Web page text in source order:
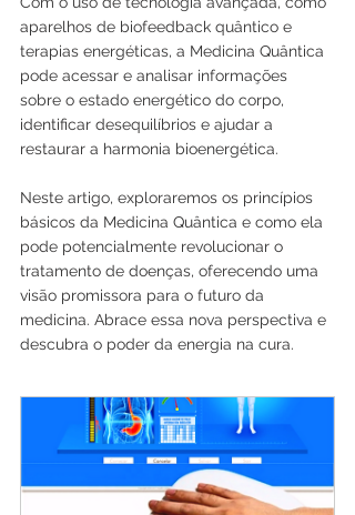
aparelhos de biofeedback quântico e
terapias energéticas, a Medicina Quântica
pode acessar e analisar informações
sobre o estado energético do corpo,
identificar desequilíbrios e ajudar a
restaurar a harmonia bioenergética.
Neste artigo, exploraremos os princípios
básicos da Medicina Quântica e como ela
pode potencialmente revolucionar o
tratamento de doenças, oferecendo uma
visão promissora para o futuro da
medicina. Abrace essa nova perspectiva e
descubra o poder da energia na cura.